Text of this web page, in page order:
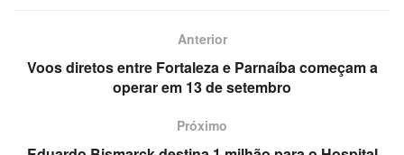
Anterior
Voos diretos entre Fortaleza e Parnaíba começam a
operar em 13 de setembro
Próximo